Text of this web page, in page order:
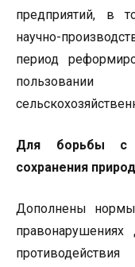
предприятий, в
научно-
период
Для борьбы с
сохранения
Дополнены